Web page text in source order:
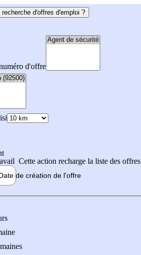
d'offres d'emploi ?
d'offre
Cette action recharge la liste des offres
de création de l'offre
l'offre